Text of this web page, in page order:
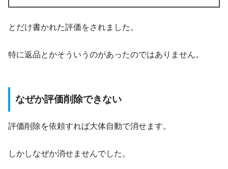
とだけ書かれた評価をされました。
特に返品とかそういうのがあったのではありません。
なぜか評価削除できない
評価削除を依頼すれば大体自動で消せます。
しかしなぜか消せませんでした。